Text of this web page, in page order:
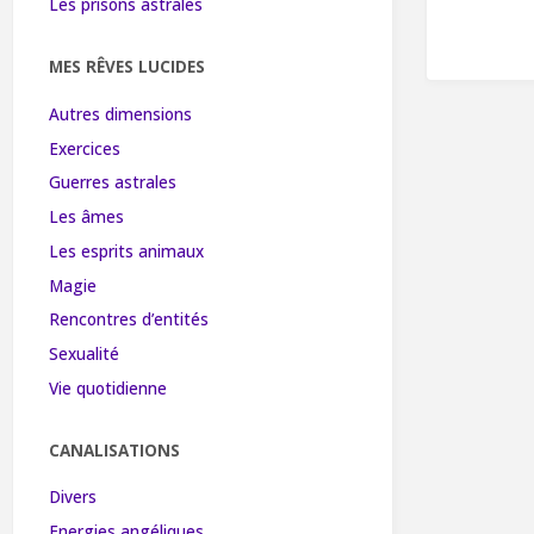
Les prisons astrales
MES RÊVES LUCIDES
Autres dimensions
Exercices
Guerres astrales
Les âmes
Les esprits animaux
Magie
Rencontres d’entités
Sexualité
Vie quotidienne
CANALISATIONS
Divers